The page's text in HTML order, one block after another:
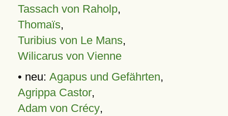
Tassach von Raholp,
Thomaïs,
Turibius von Le Mans,
Wilicarus von Vienne
• neu: Agapus und Gefährten,
Agrippa Castor,
Adam von Crécy,